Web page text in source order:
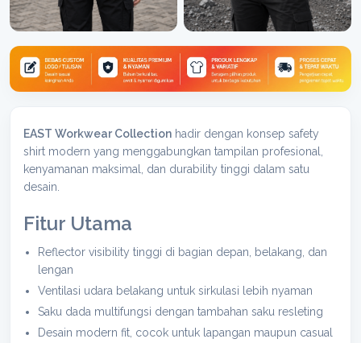
EAST Workwear Collection hadir dengan konsep safety
shirt modern yang menggabungkan tampilan profesional,
kenyamanan maksimal, dan durability tinggi dalam satu
desain.
Fitur Utama
Reflector visibility tinggi di bagian depan, belakang, dan
lengan
Ventilasi udara belakang untuk sirkulasi lebih nyaman
Saku dada multifungsi dengan tambahan saku resleting
Desain modern fit, cocok untuk lapangan maupun casual